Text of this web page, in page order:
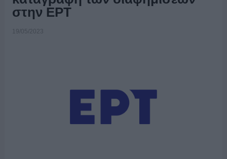
στην ΕΡΤ
19/05/2023